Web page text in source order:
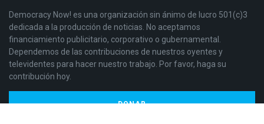
Democracy Now! es una organización sin ánimo de lucro 501(c)3
dedicada a la producción de noticias. No aceptamos
financiamiento publicitario, corporativo o gubernamental.
Dependemos de las contribuciones de nuestros oyentes y
televidentes para hacer nuestro trabajo. Por favor, haga su
contribución hoy.
DONAR